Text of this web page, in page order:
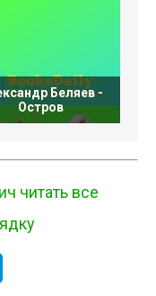
Беляев -
Остров
читать все